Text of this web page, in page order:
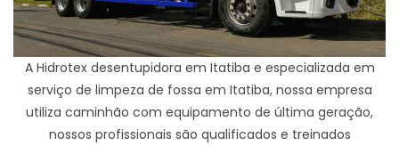
A Hidrotex desentupidora em Itatiba e especializada em
serviço de limpeza de fossa em Itatiba, nossa empresa
utiliza caminhão com equipamento de última geração,
nossos profissionais são qualificados e treinados